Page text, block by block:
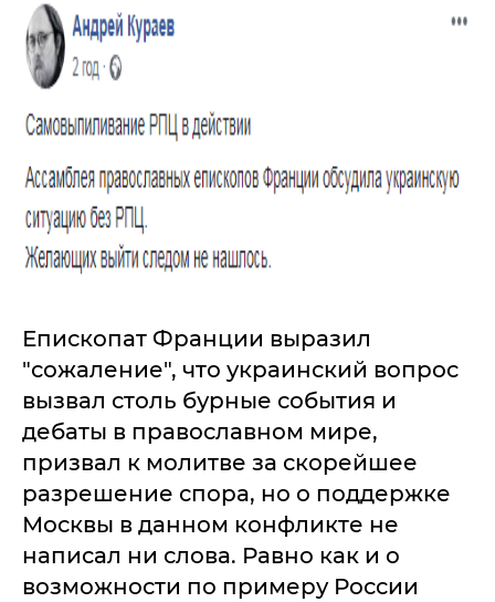
Епископат Франции выразил
"сожаление", что украинский вопрос
вызвал столь бурные события и
дебаты в православном мире,
призвал к молитве за скорейшее
разрешение спора, но о поддержке
Москвы в данном конфликте не
написал ни слова. Равно как и о
возможности по примеру России